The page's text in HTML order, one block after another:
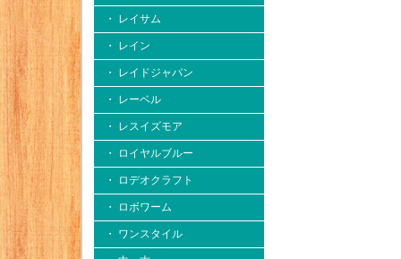
・ レイサム
・ レイン
・ レイドジャパン
・ レーベル
・ レスイズモア
・ ロイヤルブルー
・ ロデオクラフト
・ ロボワーム
・ ワンスタイル